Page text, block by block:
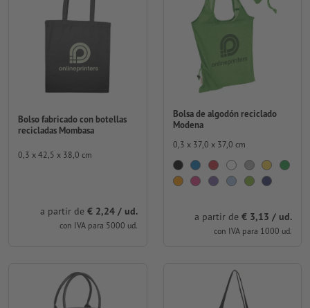
Bolso fabricado con botellas
recicladas Mombasa
0,3 x 42,5 x 38,0 cm
a partir de € 2,24 / ud.
con IVA para 5000 ud.
Bolsa de algodón reciclado
Modena
0,3 x 37,0 x 37,0 cm
a partir de € 3,13 / ud.
con IVA para 1000 ud.